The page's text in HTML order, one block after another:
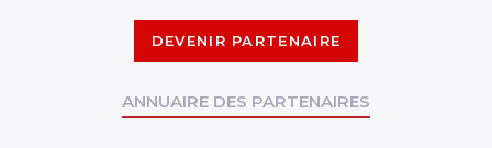
DEVENIR PARTENAIRE
ANNUAIRE DES PARTENAIRES